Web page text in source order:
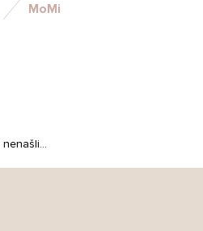
MoMi
nenašli...